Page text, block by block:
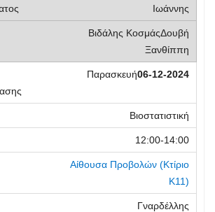
Ιωάννης
Βιδάλης ΚοσμάςΔουβή
Ξανθίππη
Παρασκευή06-12-2024
Βιοστατιστική
12:00-14:00
Αίθουσα Προβολών (Κτίριο
Κ11)
Γναρδέλλης